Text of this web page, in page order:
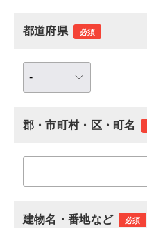
都道府県 必須
郡・市町村・区・町名
建物名・番地など 必須